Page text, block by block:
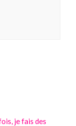
je fais des